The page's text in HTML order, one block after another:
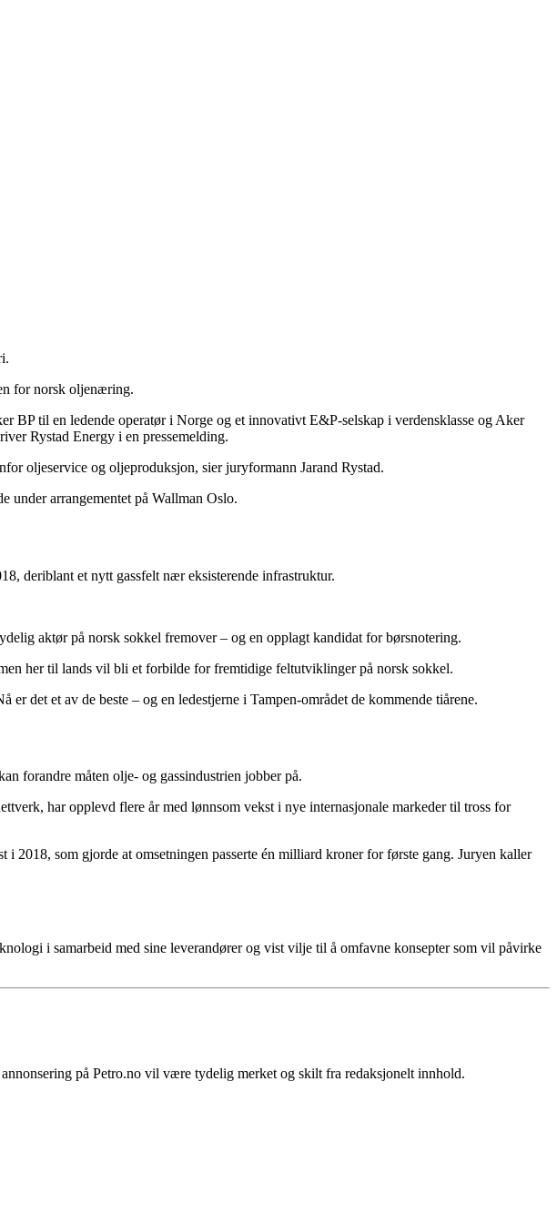
for norsk oljenæring.
til en ledende operatør i Norge og et innovativt E&P-selskap i verdensklasse og Aker
Rystad Energy i en pressemelding.
oljeservice og oljeproduksjon, sier juryformann Jarand Rystad.
under arrangementet på Wallman Oslo.
deriblant et nytt gassfelt nær eksisterende infrastruktur.
aktør på norsk sokkel fremover – og en opplagt kandidat for børsnotering.
her til lands vil bli et forbilde for fremtidige feltutviklinger på norsk sokkel.
det et av de beste – og en ledestjerne i Tampen-området de kommende tiårene.
forandre måten olje- og gassindustrien jobber på.
har opplevd flere år med lønnsom vekst i nye internasjonale markeder til tross for
2018, som gjorde at omsetningen passerte én milliard kroner for første gang. Juryen kaller
i samarbeid med sine leverandører og vist vilje til å omfavne konsepter som vil påvirke
på Petro.no vil være tydelig merket og skilt fra redaksjonelt innhold.